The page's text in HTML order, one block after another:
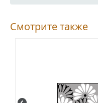
Смотрите также